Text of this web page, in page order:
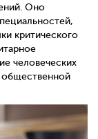
Оно
критического
человеческих
общественной